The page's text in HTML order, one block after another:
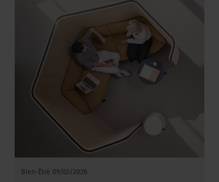
Bien-Être 09/02/2026